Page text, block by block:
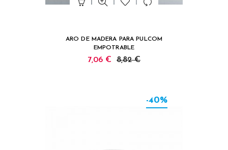
ARO DE MADERA PARA PULCOM
EMPOTRABLE
7,06 € 8,82 €
-40%